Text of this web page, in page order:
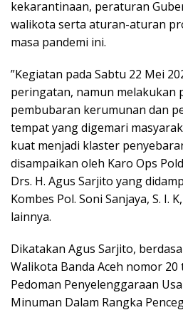
kekarantinaan, peraturan
walikota serta aturan-aturan
masa pandemi ini.
”Kegiatan pada Sabtu 22 Mei
peringatan, namun melakukan
pembubaran kerumunan dan
tempat yang digemari
kuat menjadi klaster
disampaikan oleh Karo Ops
Drs. H. Agus Sarjito yang
Kombes Pol. Soni Sanjaya, S. I.
lainnya.
Dikatakan Agus Sarjito,
Walikota Banda Aceh nomor
Pedoman Penyelenggaraan
Minuman Dalam Rangka